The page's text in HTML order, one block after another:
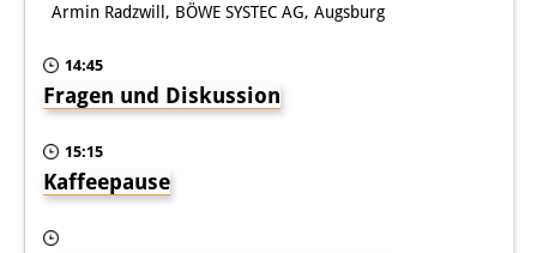
OPAC
板東コレクション
三か国語対照人口学用語集
日本の大学所蔵特殊コレクション
Join us!
Armin Radzwill, BÖWE SYSTEC AG, Augsburg
14:45
Fragen und Diskussion
15:15
Kaffeepause